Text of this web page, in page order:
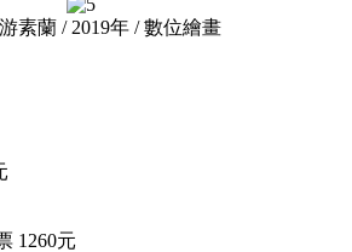
游素蘭 / 2019年 / 數位繪畫
1260元